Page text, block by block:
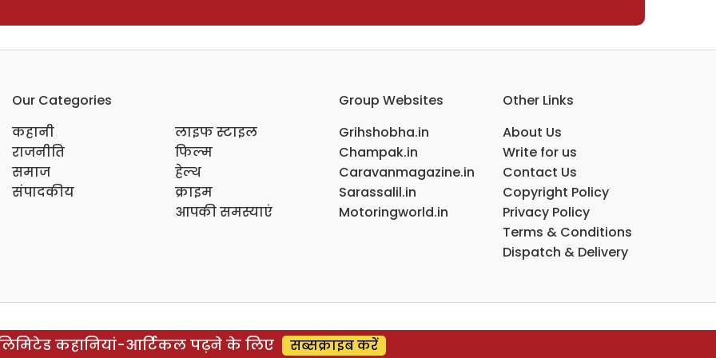
Our Categories
कहानी
राजनीति
समाज
संपादकीय
लाइफ स्टाइल
फिल्म
हेल्थ
क्राइम
आपकी समस्याएं
Group Websites
Grihshobha.in
Champak.in
Caravanmagazine.in
Sarassalil.in
Motoringworld.in
Other Links
About Us
Write for us
Contact Us
Copyright Policy
Privacy Policy
Terms & Conditions
Dispatch & Delivery
कहानियां-आर्टिकल पढ़ने के लिए सब्सक्राइब करें